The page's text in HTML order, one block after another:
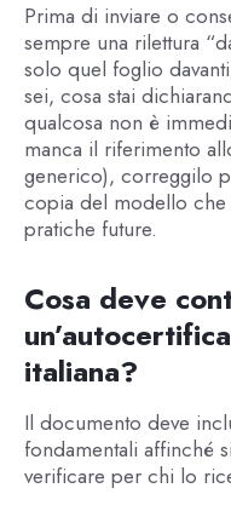
Prima di inviare o
sempre una rilettura
solo quel foglio
sei, cosa stai
qualcosa non è
manca il riferimento
generico), correggilo
copia del modello che
pratiche future.
Cosa deve
italiana?
Il documento deve
fondamentali affinché
verificare per chi lo